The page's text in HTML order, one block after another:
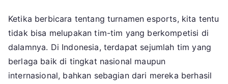
Tim
Esport
Terbaik
Harumkan
Ketika berbicara tentang turnamen esports, kita tentu
tidak bisa melupakan tim-tim yang berkompetisi di
dalamnya. Di Indonesia, terdapat sejumlah tim yang
berlaga baik di tingkat nasional maupun
internasional, bahkan sebagian dari mereka berhasil